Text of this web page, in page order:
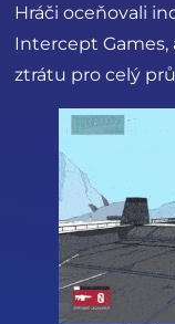
Hráči oceňovali
Intercept Games,
ztrátu pro celý